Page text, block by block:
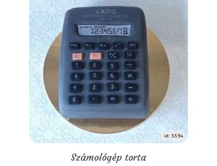
id: 5594
Számológép torta